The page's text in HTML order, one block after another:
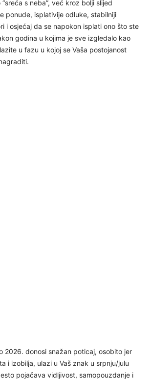
s neba”, već kroz bolji slijed
ponude, isplativije odluke, stabilniji
i osjećaj da se napokon isplati ono što ste
godina u kojima je sve izgledalo kao
u fazu u kojoj se Vaša postojanost
2026. donosi snažan poticaj, osobito jer
i izobilja, ulazi u Vaš znak u srpnju/julu
pojačava vidljivost, samopouzdanje i